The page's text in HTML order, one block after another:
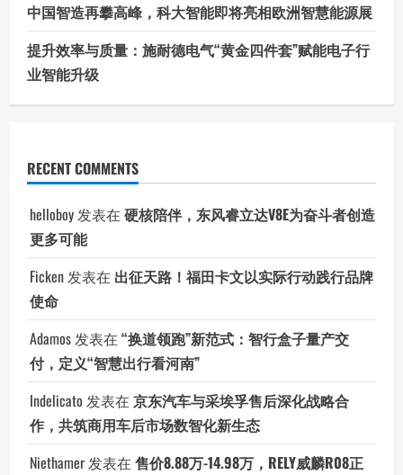
中国智造再攀高峰，科大智能即将亮相欧洲智慧能源展
提升效率与质量：施耐德电气“黄金四件套”赋能电子行
业智能升级
RECENT COMMENTS
helloboy发表在 硬核陪伴，东风睿立达V8E为奋斗者创造
更多可能
Ficken发表在 出征天路！福田卡文以实际行动践行品牌
使命
Adamos发表在 “换道领跑”新范式：智行盒子量产交
付，定义“智慧出行看河南”
Indelicato 发表在 京东汽车与采埃孚售后深化战略合
作，共筑商用车后市场数智化新生态
Niethamer发表在 售价8.88万-14.98万，RELY威麟R08正